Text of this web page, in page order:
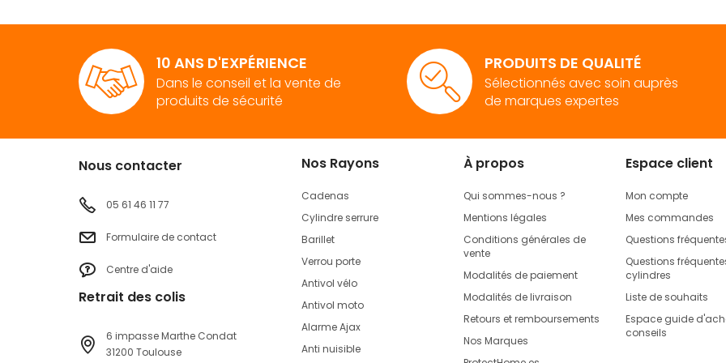
10 ANS D'EXPÉRIENCE
Dans le conseil et la vente de
produits de sécurité
PRODUITS DE QUALITÉ
Sélectionnés avec soin auprès
de marques expertes
Nous contacter
05 61 46 11 77
Formulaire de contact
Centre d'aide
Retrait des colis
6 impasse Marthe Condat
31200 Toulouse
Nos Rayons
Cadenas
Cylindre serrure
Barillet
Verrou porte
Antivol vélo
Antivol moto
Alarme Ajax
Anti nuisible
À propos
Qui sommes-nous ?
Mentions légales
Conditions générales de
vente
Modalités de paiement
Modalités de livraison
Retours et remboursements
Nos Marques
Espace client
Mon compte
Mes commandes
Questions
Questions
cylindres
Liste de souhaits
Espace guide
conseils